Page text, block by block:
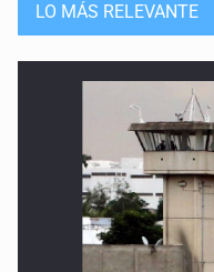
LO MÁS RELEVANTE